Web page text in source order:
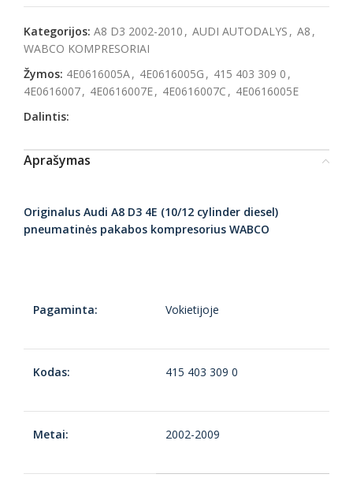
Kategorijos: A8 D3 2002-2010 , AUDI AUTODALYS , A8 ,
WABCO KOMPRESORIAI
Žymos: 4E0616005A, 4E0616005G , 415 403 309 0 ,
4E0616007, 4E0616007E, 4E0616007C , 4E0616005E
Dalintis:
Aprašymas
Originalus Audi A8 D3 4E (10/12 cylinder diesel)
pneumatinės pakabos kompresorius WABCO
Pagaminta: Vokietijoje
Kodas: 415 403 309 0
Metai: 2002-2009